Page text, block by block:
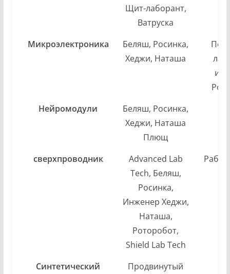
Щит-лаборант,
Ватруска
Микроэлектроника
Беляш, Росинка,
Хеджи, Наташа
Нейромодули
Беляш, Росинка,
Хеджи, Наташа
Плющ
сверхпроводник
Advanced Lab
Tech, Беляш,
Росинка,
Инженер Хеджи,
Наташа,
Роторобот,
Shield Lab Tech
Синтетический
Продвинутый